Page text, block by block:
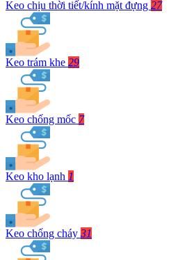
Keo chịu thời tiết/kính mặt đựng 27
Keo trám khe 29
Keo chống mốc 7
Keo kho lạnh 1
Keo chống cháy 31